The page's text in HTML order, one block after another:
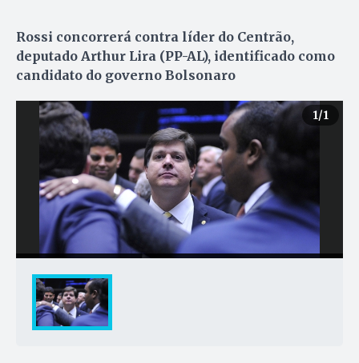
Rossi concorrerá contra líder do Centrão,
deputado Arthur Lira (PP-AL), identificado como
candidato do governo Bolsonaro
1/1